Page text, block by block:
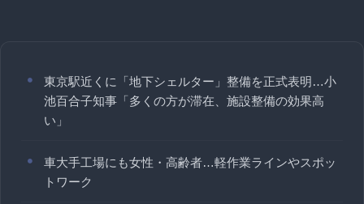
東京駅近くに「地下シェルター」整備を正式表明…小
池百合子知事「多くの方が滞在、施設整備の効果高
い」
車大手工場にも女性・高齢者…軽作業ラインやスポッ
トワーク